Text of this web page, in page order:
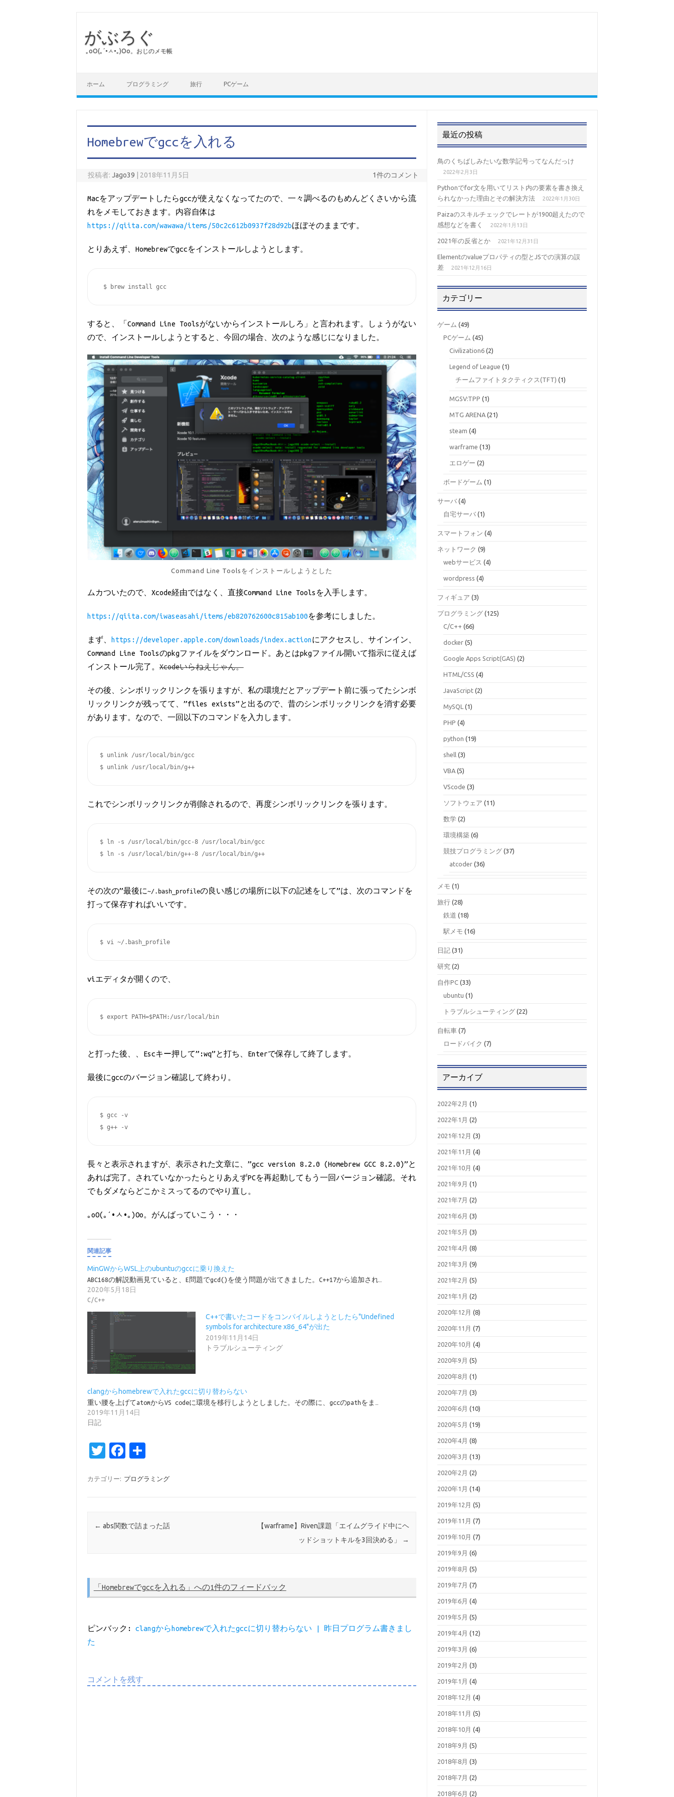
がぶろぐ
｡оО(｡´•ㅅ•｡)Оо。おじのメモ帳
ホーム プログラミング 旅行 PCゲーム
Homebrewでgccを入れる
投稿者:Jago39 2018年11月5日 1件のコメント
Macをアップデートしたらgccが使えなくなってたので、一々調べるのもめんどくさいから流
れをメモしておきます。内容自体は
https://qiita.com/wawawa/items/50c2c612b0937f28d92bほぼそのままです。
とりあえず、Homebrewでgccをインストールしようとします。
$ brew install gcc
すると、「Command Line Toolsがないからインストールしろ」と言われます。しょうがない
ので、インストールしようとすると、今回の場合、次のような感じになりました。
Command Line Toolsをインストールしようとした
ムカついたので、Xcode経由ではなく、直接Command Line Toolsを入手します。
https://qiita.com/iwaseasahi/items/eb820762600c815ab100を参考にしました。
まず、 https://developer.apple.com/downloads/index.actionにアクセスし、サインイン、
Command Line Toolsのpkgファイルをダウンロード。あとはpkgファイル開いて指示に従えば
インストール完了。Xcodeいらねえじゃん。
その後、シンボリックリンクを張りますが、私の環境だとアップデート前に張ってたシンボ
リックリンクが残ってて、”files exists”と出るので、昔のシンボリックリンクを消す必要
があります。なので、一回以下のコマンドを入力します。
$ unlink /usr/local/bin/gcc
$ unlink /usr/local/bin/g++
これでシンボリックリンクが削除されるので、再度シンボリックリンクを張ります。
$ ln -s /usr/local/bin/gcc-8 /usr/local/bin/gcc
$ ln -s /usr/local/bin/g++-8 /usr/local/bin/g++
その次の”最後に~/.bash_profileの良い感じの場所に以下の記述をして”は、次のコマンドを
打って保存すればいいです。
$ vi ~/.bash_profile
viエディタが開くので、
$ export PATH=$PATH:/usr/local/bin
と打った後、、Escキー押して”:wq”と打ち、Enterで保存して終了します。
最後にgccのバージョン確認して終わり。
$ gcc -v
$ g++ -v
長々と表示されますが、表示された文章に、”gcc version 8.2.0 (Homebrew GCC 8.2.0)”と
あれば完了。されていなかったらとりあえずPCを再起動してもう一回バージョン確認。それ
でもダメならどこかミスってるのでやり直し。
｡оО(｡´•ㅅ•｡)Оо。がんばっていこう・・・
関連記事
MinGWからWSL上のubuntuのgccに乗り換えた
ABC168の解説動画見ていると、E問題でgcd()を使う問題が出てきました。C++17から追加され…
2020年5月18日
C/C++
C++で書いたコードをコンパイルしようとしたら"Undefined
symbols for architecture x86_64"が出た
2019年11月14日
トラブルシューティング
clangからhomebrewで入れたgccに切り替わらない
重い腰を上げてatomからVS codeに環境を移行しようとしました。その際に、gccのpathをま…
2019年11月14日
日記
T
it
Fa
e
o
カテゴリー: プログラミング
投稿ナビゲーション
← abs関数で詰まった話
【warframe】Riven課題「エイムグライド中にヘ
ッドショットキルを3回決める」
→
「 Homebrewでgccを入れる 」への1件のフィードバック
ピンバック: clangからhomebrewで入れたgccに切り替わらない | 昨日プログラム書きまし
た
コメントを残す
最近の投稿
鳥のくちばしみたいな数学記号ってなんだっけ
2022年2月3日
Pythonでfor文を用いてリスト内の要素を書き換え
られなかった理由とその解決方法
2022年1月30日
Paizaのスキルチェックでレートが1900超えたので
感想などを書く
2022年1月13日
2021年の反省とか 2021年12月31日
Elementのvalueプロパティの型とJSでの演算の誤
差
2021年12月16日
カテゴリー
ゲーム (49)
PCゲーム (45)
Civilization6 (2)
Legend of League (1)
チームファイトタクティクス(TFT) (1)
MGSV:TPP (1)
MTG ARENA (21)
steam (4)
warframe (13)
エロゲー (2)
ボードゲーム (1)
サーバ (4)
自宅サーバ (1)
スマートフォン (4)
ネットワーク (9)
webサービス (4)
wordpress (4)
フィギュア (3)
プログラミング (125)
C/C++ (66)
docker (5)
Google Apps Script(GAS) (2)
HTML/CSS (4)
JavaScript (2)
MySQL (1)
PHP (4)
python (19)
shell (3)
VBA (5)
VScode (3)
ソフトウェア (11)
数学 (2)
環境構築 (6)
競技プログラミング (37)
atcoder (36)
メモ (1)
旅行 (28)
鉄道 (18)
駅メモ (16)
日記 (31)
研究 (2)
自作PC (33)
ubuntu (1)
トラブルシューティング (22)
自転車 (7)
ロードバイク (7)
アーカイブ
2022年2月 (1)
2022年1月 (2)
2021年12月 (3)
2021年11月 (4)
2021年10月 (4)
2021年9月 (1)
2021年7月 (2)
2021年6月 (3)
2021年5月 (3)
2021年4月 (8)
2021年3月 (9)
2021年2月 (5)
2021年1月 (2)
2020年12月 (8)
2020年11月 (7)
2020年10月 (4)
2020年9月 (5)
2020年8月 (1)
2020年7月 (3)
2020年6月 (10)
2020年5月 (19)
2020年4月 (8)
2020年3月 (13)
2020年2月 (2)
2020年1月 (14)
2019年12月 (5)
2019年11月 (7)
2019年10月 (7)
2019年9月 (6)
2019年8月 (5)
2019年7月 (7)
2019年6月 (4)
2019年5月 (5)
2019年4月 (12)
2019年3月 (6)
2019年2月 (3)
2019年1月 (4)
2018年12月 (4)
2018年11月 (5)
2018年10月 (4)
2018年9月 (5)
2018年8月 (3)
2018年7月 (2)
2018年6月 (2)